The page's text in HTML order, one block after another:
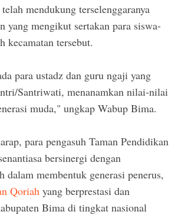
mendukung terselenggaranya
yang mengikut sertakan para siswa-
kecamatan tersebut.
para ustadz dan guru ngaji yang
Santriwati, menanamkan nilai-nilai
muda," ungkap Wabup Bima.
para pengasuh Taman Pendidikan
bersinergi dengan
dalam membentuk generasi penerus,
Qoriah yang berprestasi dan
Bima di tingkat nasional